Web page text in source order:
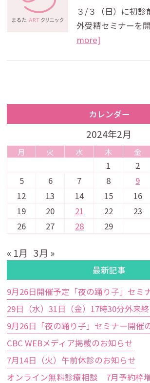
３/３（日）に初診
外受精セミナーを
more]
カレンダー
2024年2月
月 火 水 木 金
1 2
5
6 7 8 9
12
13 14 15 16
19
20 21 22 23
26
27 28 29
« 1月 3月 »
最新記事
29日（水）31日（金）17時30分外来
9月26日「夜の踊り子」セミナー開催
CBC WEBメディア掲載のお知らせ
7月14日（火）午前休診のお知らせ
オンライン無料診療相談 7月予約枠